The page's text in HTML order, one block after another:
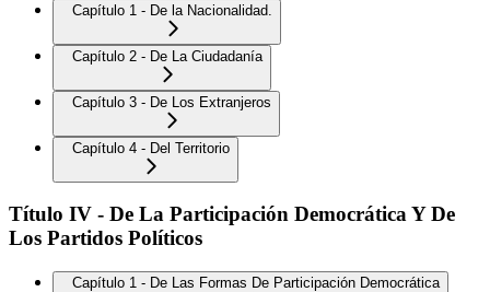
Capítulo 1 - De la Nacionalidad.
Capítulo 2 - De La Ciudadanía
Capítulo 3 - De Los Extranjeros
Capítulo 4 - Del Territorio
Título IV - De La Participación Democrática Y De
Los Partidos Políticos
Capítulo 1 - De Las Formas De Participación Democrática